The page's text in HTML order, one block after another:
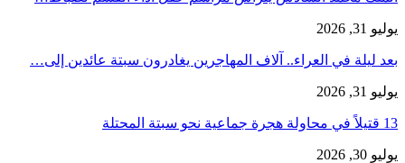
يوليو 31, 2026
بعد ليلة في العراء.. آلاف المهاجرين يغادرون سبتة عائدين إلى…
يوليو 31, 2026
13 قتيلاً في محاولة هجرة جماعية نحو سبتة المحتلة
يوليو 30, 2026